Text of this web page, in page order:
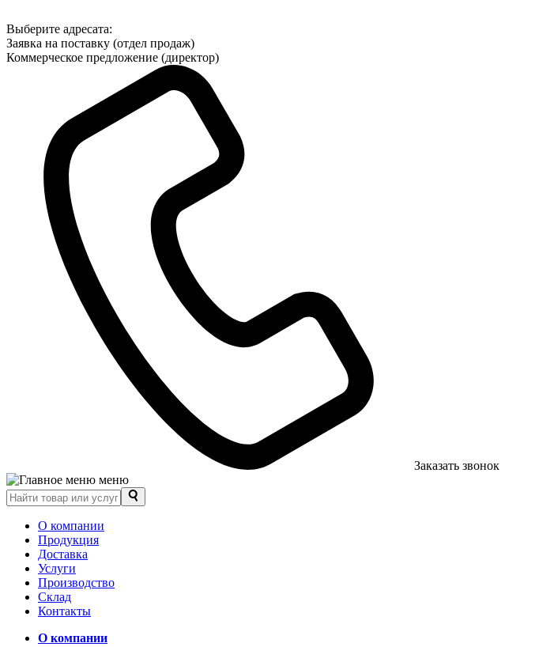
Выберите адресата:
Заявка на поставку (отдел продаж)
Коммерческое предложение (директор)
Заказать звонок
меню
О компании
Продукция
Доставка
Услуги
Производство
Склад
Контакты
О компании